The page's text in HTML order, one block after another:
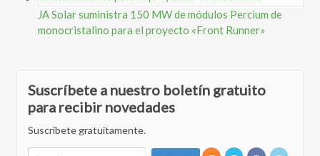
JA Solar suministra 150 MW de módulos Percium de
monocristalino para el proyecto «Front Runner»
Suscríbete a nuestro boletín gratuito
para recibir novedades
Suscríbete gratuitamente.